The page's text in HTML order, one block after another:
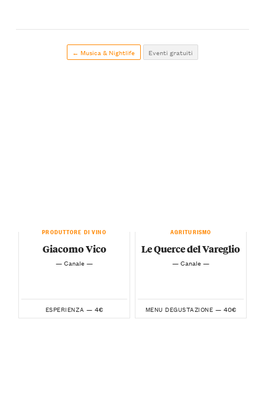
← Musica & Nightlife Eventi gratuiti
PRODUTTORE DI VINO
Giacomo Vico
— Canale —
ESPERIENZA — 4€
AGRITURISMO
Le Querce del Vareglio
— Canale —
MENU DEGUSTAZIONE — 40€